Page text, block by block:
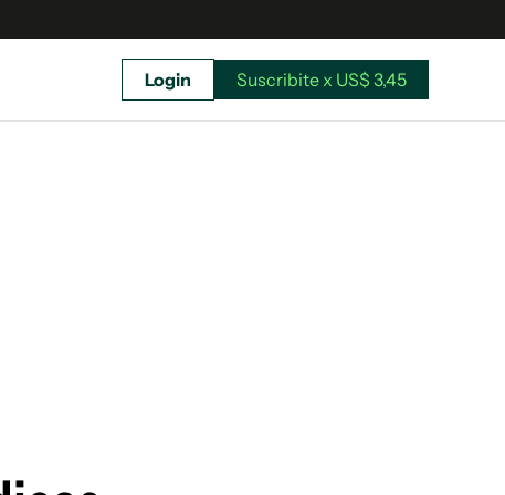
Login Suscribite x US$ 3,45